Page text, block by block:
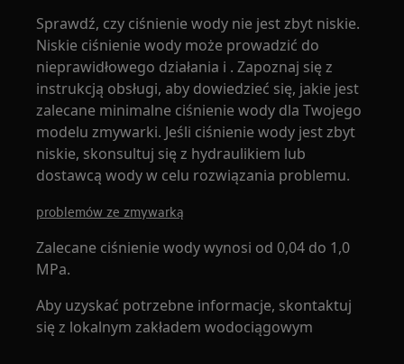
Sprawdź, czy ciśnienie wody nie jest zbyt niskie.
Niskie ciśnienie wody może prowadzić do
nieprawidłowego działania i . Zapoznaj się z
instrukcją obsługi, aby dowiedzieć się, jakie jest
zalecane minimalne ciśnienie wody dla Twojego
modelu zmywarki. Jeśli ciśnienie wody jest zbyt
niskie, skonsultuj się z hydraulikiem lub
dostawcą wody w celu rozwiązania problemu.
problemów ze zmywarką
Zalecane ciśnienie wody wynosi od 0,04 do 1,0
MPa.
Aby uzyskać potrzebne informacje, skontaktuj
się z lokalnym zakładem wodociągowym